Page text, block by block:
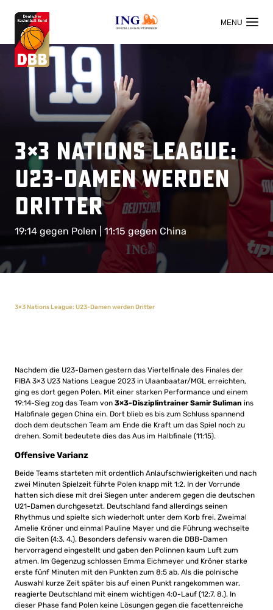
OFFIZIELLER HAUPTSPONSOR
3×3 Nations League:
U23-Damen werden
Dritter
19:14 gegen Polen | 11:15 gegen China
3×3 Nations League: U23-Damen werden Dritter
Nachdem die U23-Damen gestern das Viertelfinale des Finales der
FIBA 3×3 U23 Nations League 2023 in Ulaanbaatar/MGL erreichten,
ging es dort gegen Polen. Mit einer starken Performance und einem
19:14-Sieg zog das Team von 3×3-Disziplintrainer Samir Suliman ins
Halbfinale gegen China ein. Dort blieb es bis zum Schluss spannend
doch dem deutschen Team am Ende die Kraft um das Spiel noch zu
drehen. Somit bedeutete dies das Aus im Halbfinale (11:15).
Offensive Varianz
Beide Teams starteten mit ordentlich Anlaufschwierigkeiten und nach
zwei Minuten Spielzeit führte Polen knapp mit 1:2. In der Vorrunde
hatten sich diese mit drei Siegen unter anderem gegen die deutschen
U21-Damen durchgesetzt. Deutschland fand allerdings seinen
Rhythmus und spielte sich wiederholt unter dem Korb frei. Zweimal
Amelie Kröner und einmal Pauline Mayer und die Führung wechselte
die Seiten (4:3, 4.). Besonders defensiv waren die DBB-Damen
hervorragend eingestellt und gaben den Polinnen kaum Luft zum
atmen. Im Gegenzug schlossen Emma Eichmeyer und Kröner starke
erste fünf Minuten mit den Punkten zum 8:5 ab. Als die polnische
Auswahl kurze Zeit später bis auf einen Punkt rangekommen war,
reagierte Deutschland mit einem wichtigen 4:0-Lauf (12:7, 8.). In
dieser Phase fand Polen keine Lösungen gegen die facettenreiche